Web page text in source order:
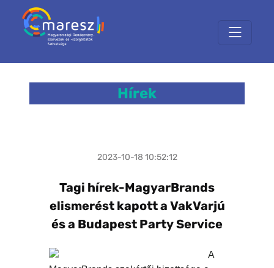
Hírek
2023-10-18 10:52:12
Tagi hírek-MagyarBrands
elismerést kapott a VakVarjú
és a Budapest Party Service
A